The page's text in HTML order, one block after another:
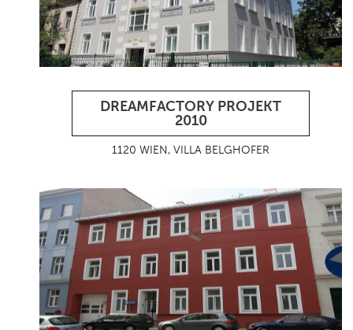
DREAMFACTORY PROJEKT
2010
1120 WIEN, VILLA BELGHOFER